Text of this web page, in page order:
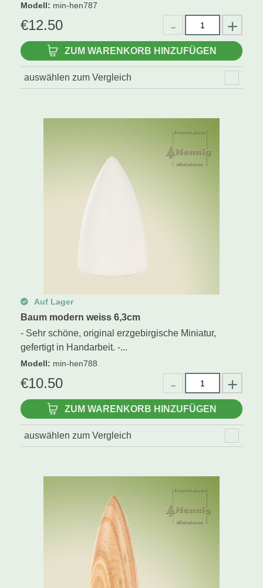
Modell: min-hen787
€12.50
ZUM WARENKORB HINZUFÜGEN
auswählen zum Vergleich
Auf Lager
Baum modern weiss 6,3cm
- Sehr schöne, original erzgebirgische Miniatur,
gefertigt in Handarbeit. -...
Modell: min-hen788
€10.50
ZUM WARENKORB HINZUFÜGEN
auswählen zum Vergleich